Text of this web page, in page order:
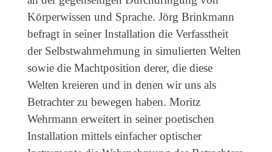
Körperwissen und Sprache. Jörg Brinkmann
befragt in seiner Installation die Verfasstheit
der Selbstwahrnehmung in simulierten Welten
sowie die Machtposition derer, die diese
Welten kreieren und in denen wir uns als
Betrachter zu bewegen haben. Moritz
Wehrmann erweitert in seiner poetischen
Installation mittels einfacher optischer